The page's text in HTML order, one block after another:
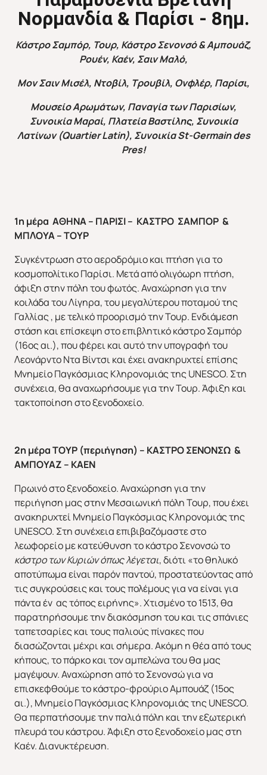
Απευθείας απο Ηράκλειο Εκτός Ευρώπης
Νορμανδία & Παρίσι - 8ημ.
Κάστρο Σαμπόρ, Τουρ, Κάστρο Σενονσό & Αμπουάζ,
Ρουέν, Καέν, Σαιν Μαλό,
Μον Σαιν Μισέλ, Ντοβίλ, Τρουβίλ, Ονφλέρ, Παρίσι,
Μουσείο Αρωμάτων, Παναγία των Παρισίων,
Συνοικία Μαραί, Πλατεία Βαστίλης, Συνοικία
Λατίνων (Quartier Latin), Συνοικία St-Germain des
Pres!
1η μέρα ΑΘΗΝΑ – ΠΑΡΙΣΙ – ΚΑΣΤΡΟ ΣΑΜΠΟΡ &
ΜΠΛΟΥΑ – ΤΟΥΡ
Συγκέντρωση στο αεροδρόμιο και πτήση για το
κοσμοπολίτικο Παρίσι. Μετά από ολιγόωρη πτήση,
άφιξη στην πόλη του φωτός. Αναχώρηση για την
κοιλάδα του Λίγηρα, του μεγαλύτερου ποταμού της
Γαλλίας , με τελικό προορισμό την Τουρ. Ενδιάμεση
στάση και επίσκεψη στο επιβλητικό κάστρο Σαμπόρ
(16ος αι.), που φέρει και αυτό την υπογραφή του
Λεονάρντο Ντα Βίντσι και έχει ανακηρυχτεί επίσης
Μνημείο Παγκόσμιας Κληρονομιάς της UNESCO. Στη
συνέχεια, θα αναχωρήσουμε για την Τουρ. Άφιξη και
τακτοποίηση στο ξενοδοχείο.
2η μέρα ΤΟΥΡ (περιήγηση) – ΚΑΣΤΡΟ ΣΕΝΟΝΣΩ &
ΑΜΠΟΥΑΖ – ΚΑΕΝ
Πρωινό στο ξενοδοχείο. Αναχώρηση για την
περιήγηση μας στην Μεσαιωνική πόλη Τουρ, που έχει
ανακηρυχτεί Μνημείο Παγκόσμιας Κληρονομιάς της
UNESCO. Στη συνέχεια επιβιβαζόμαστε στο
λεωφορείο με κατεύθυνση το κάστρο Σενονσώ το
κάστρο των Κυριών όπως λέγεται, διότι «το θηλυκό
αποτύπωμα είναι παρόν παντού, προστατεύοντας από
τις συγκρούσεις και τους πολέμους για να είναι για
πάντα έν ας τόπος ειρήνης». Χτισμένο το 1513, θα
παρατηρήσουμε την διακόσμηση του και τις σπάνιες
ταπετσαρίες και τους παλιούς πίνακες που
διασώζονται μέχρι και σήμερα. Ακόμη η θέα από τους
κήπους, το πάρκο και τον αμπελώνα του θα μας
μαγέψουν. Αναχώρηση από το Σενονσώ για να
επισκεφθούμε το κάστρο-φρούριο Αμπουάζ (15ος
αι.), Μνημείο Παγκόσμιας Κληρονομιάς της UNESCO.
Θα περπατήσουμε την παλιά πόλη και την εξωτερική
πλευρά του κάστρου. Άφιξη στο ξενοδοχείο μας στη
Καέν. Διανυκτέρευση.